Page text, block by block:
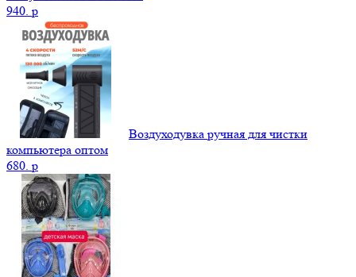
940. p
Воздуходувка ручная для чистки
компьютера оптом
680. p